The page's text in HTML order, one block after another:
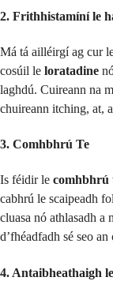
2. Frithhistamíní le
Má tá ailléirgí ag cur
cosúil le loratadine
laghdú. Cuireann na
chuireann itching, at,
3. Comhbhrú Te
Is féidir le comhbhrú
cabhrú le scaipeadh
cluasa nó athlasadh a
d’fhéadfadh sé seo
4. Antaibheathaigh